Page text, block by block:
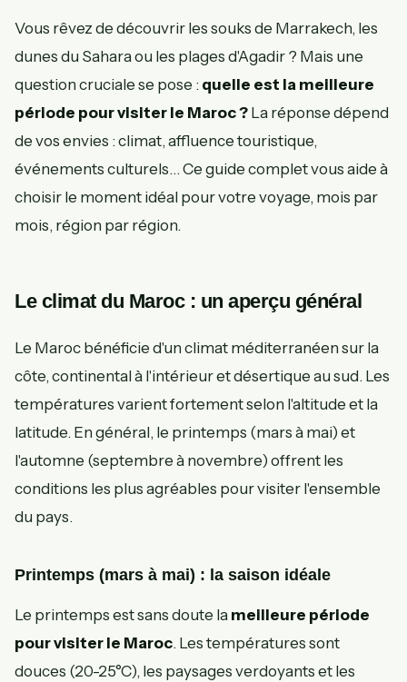
Vous rêvez de découvrir les souks de Marrakech, les
dunes du Sahara ou les plages d'Agadir ? Mais une
question cruciale se pose : quelle est la meilleure
période pour visiter le Maroc ? La réponse dépend
de vos envies : climat, affluence touristique,
événements culturels… Ce guide complet vous aide à
choisir le moment idéal pour votre voyage, mois par
mois, région par région.
Le climat du Maroc : un aperçu général
Le Maroc bénéficie d'un climat méditerranéen sur la
côte, continental à l'intérieur et désertique au sud. Les
températures varient fortement selon l'altitude et la
latitude. En général, le printemps (mars à mai) et
l'automne (septembre à novembre) offrent les
conditions les plus agréables pour visiter l'ensemble
du pays.
Printemps (mars à mai) : la saison idéale
Le printemps est sans doute la meilleure période
pour visiter le Maroc. Les températures sont
douces (20-25°C), les paysages verdoyants et les